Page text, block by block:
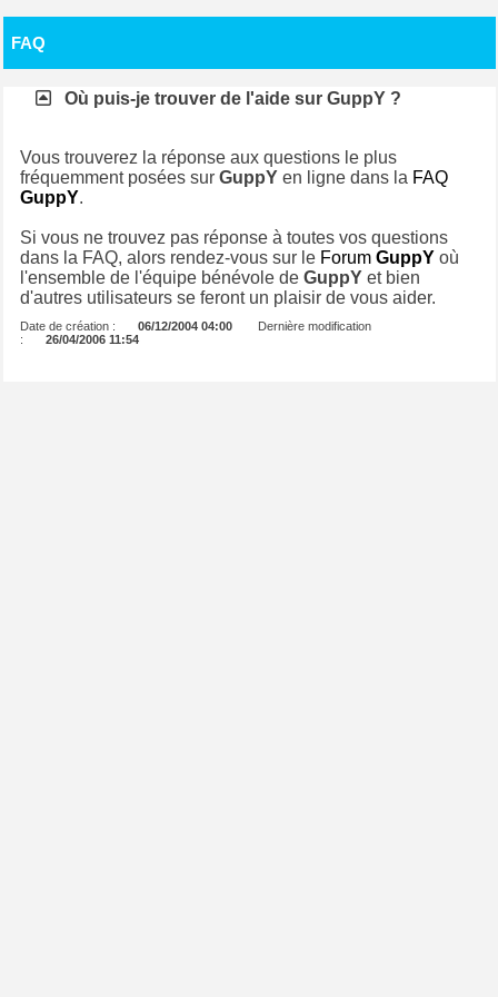
FAQ
Où puis-je trouver de l'aide sur GuppY?
Vous trouverez la réponse aux questions le plus
fréquemment posées sur GuppYen ligne dans la FAQ
GuppY.
Si vous ne trouvez pas réponse à toutes vos questions
dans la FAQ, alors rendez-vous sur le Forum GuppYoù
l'ensemble de l'équipe bénévole de GuppYet bien
d'autres utilisateurs se feront un plaisir de vous aider.
Date de création : 06/12/2004 04:00
Dernière modification
:
26/04/2006 11:54